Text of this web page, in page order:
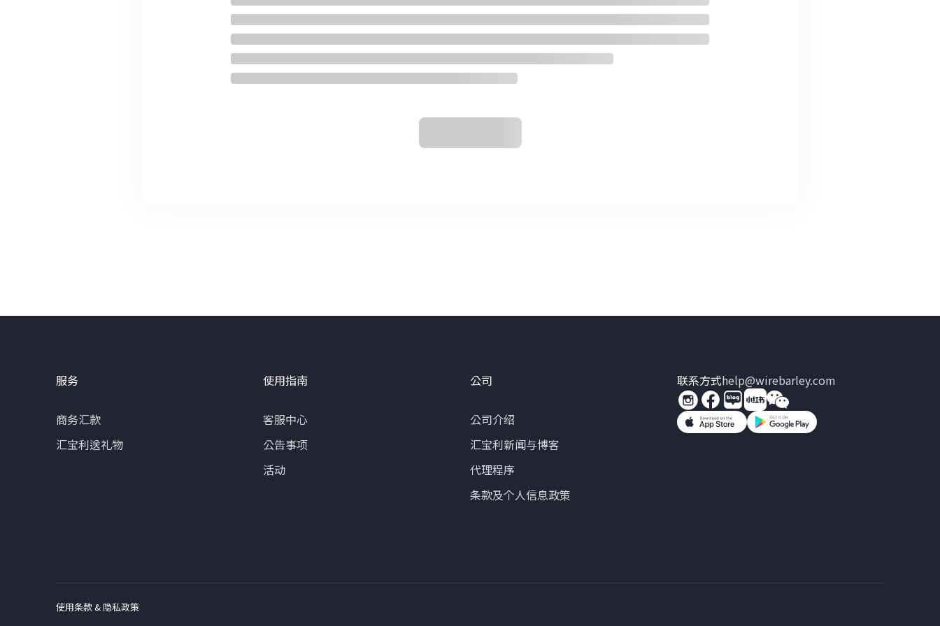
服务
商务汇款
汇宝利送礼物
使用指南
客服中心
公告事项
活动
公司
公司介绍
汇宝利新闻与博客
代理程序
条款及个人信息政策
联系方式help@wirebarley.com
使用条款 & 隐私政策